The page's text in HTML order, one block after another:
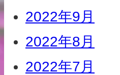
2022年9月
2022年8月
2022年7月